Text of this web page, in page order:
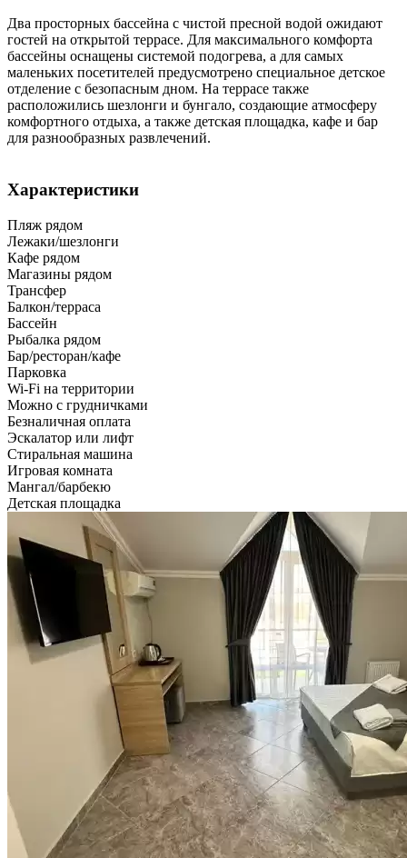
Два просторных бассейна с чистой пресной водой ожидают
гостей на открытой террасе. Для максимального комфорта
бассейны оснащены системой подогрева, а для самых
маленьких посетителей предусмотрено специальное детское
отделение с безопасным дном. На террасе также
расположились шезлонги и бунгало, создающие атмосферу
комфортного отдыха, а также детская площадка, кафе и бар
для разнообразных развлечений.
Характеристики
Пляж рядом
Лежаки/шезлонги
Кафе рядом
Магазины рядом
Трансфер
Балкон/терраса
Бассейн
Рыбалка рядом
Бар/ресторан/кафе
Парковка
Wi-Fi на территории
Можно с грудничками
Безналичная оплата
Эскалатор или лифт
Стиральная машина
Игровая комната
Мангал/барбекю
Детская площадка